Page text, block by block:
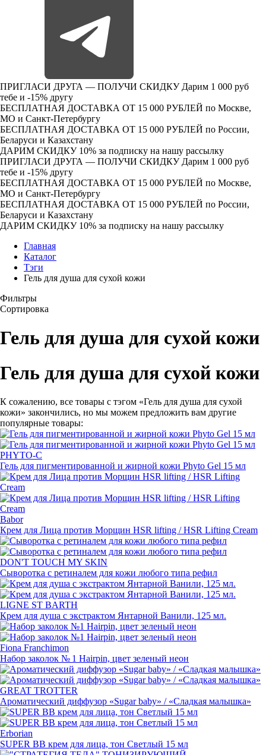
ПРИГЛАСИ ДРУГА — ПОЛУЧИ СКИДКУ Дарим 1 000 руб
тебе и -15% другу
БЕСПЛАТНАЯ ДОСТАВКА ОТ 15 000 РУБЛЕЙ по Москве,
МО и Санкт-Петербургу
БЕСПЛАТНАЯ ДОСТАВКА ОТ 15 000 РУБЛЕЙ по России,
Беларуси и Казахстану
ДАРИМ СКИДКУ 10% за подписку на нашу рассылку
ПРИГЛАСИ ДРУГА — ПОЛУЧИ СКИДКУ Дарим 1 000 руб
тебе и -15% другу
БЕСПЛАТНАЯ ДОСТАВКА ОТ 15 000 РУБЛЕЙ по Москве,
МО и Санкт-Петербургу
БЕСПЛАТНАЯ ДОСТАВКА ОТ 15 000 РУБЛЕЙ по России,
Беларуси и Казахстану
ДАРИМ СКИДКУ 10% за подписку на нашу рассылку
Главная
Каталог
Тэги
Гель для душа для сухой кожи
Фильтры
Сортировка
Гель для душа для сухой кожи
Гель для душа для сухой кожи
К сожалению, все товары с тэгом «Гель для душа для сухой
кожи» закончились, но мы можем предложить вам другие
популярные товары:
PHYTO-C
Гель для пигментированной и жирной кожи Phyto Gel 15 мл
Babor
Крем для Лица против Морщин HSR lifting / HSR Lifting Cream
DON'T TOUCH MY SKIN
Сыворотка с ретиналем для кожи любого типа рефил
LIGNE ST BARTH
Крем для душа с экстрактом Янтарной Ванили, 125 мл.
Fiona Franchimon
Набор заколок № 1 Hairpin, цвет зеленый неон
GREAT TROTTER
Ароматический диффузор «Sugar baby» / «Сладкая малышка»
Erborian
SUPER BB крем для лица, тон Светлый 15 мл